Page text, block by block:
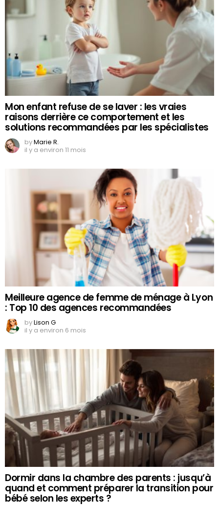
Mon enfant refuse de se laver : les vraies
raisons derrière ce comportement et les
solutions recommandées par les spécialistes
byMarie R.
il y a environ 11 mois
Meilleure agence de femme de ménage à Lyon
: Top 10 des agences recommandées
byLison G
il y a environ 6 mois
Dormir dans la chambre des parents : jusqu’à
quand et comment préparer la transition pour
bébé selon les experts ?